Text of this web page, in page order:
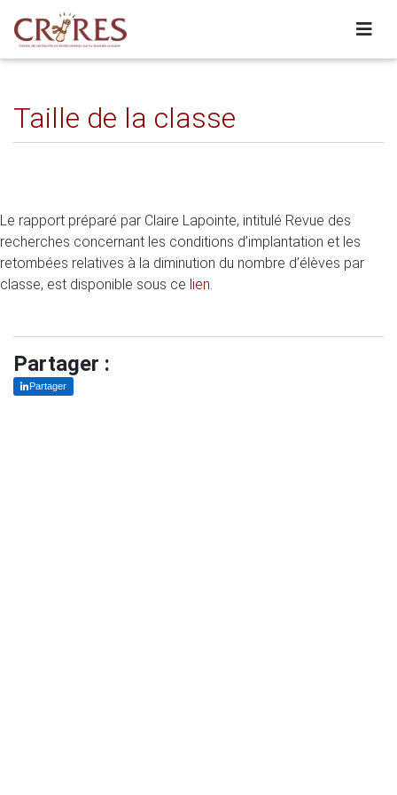
Taille de la classe
Le rapport préparé par Claire Lapointe, intitulé Revue des
recherches concernant les conditions d’implantation et les
retombées relatives à la diminution du nombre d’élèves par
classe, est disponible sous ce lien.
Partager :
Partager